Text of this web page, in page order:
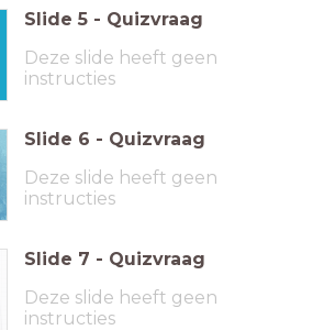
Slide 5 - Quizvraag
Deze slide heeft geen
instructies
Slide 6 - Quizvraag
Deze slide heeft geen
instructies
Slide 7 - Quizvraag
Deze slide heeft geen
instructies